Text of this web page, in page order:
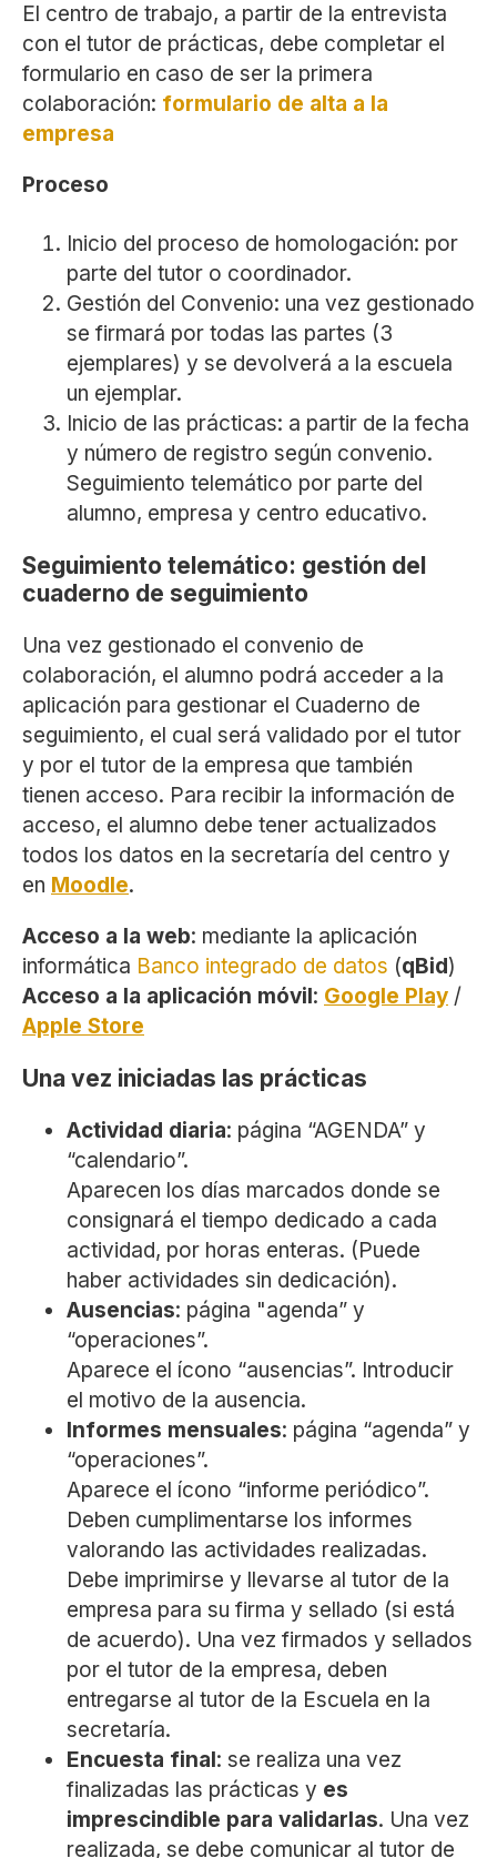
El centro de trabajo, a partir de la entrevista
con el tutor de prácticas, debe completar el
formulario en caso de ser la primera
colaboración: formulario de alta a la
empresa
Proceso
Inicio del proceso de homologación: por
parte del tutor o coordinador.
Gestión del Convenio: una vez gestionado
se firmará por todas las partes (3
ejemplares) y se devolverá a la escuela
un ejemplar.
Inicio de las prácticas: a partir de la fecha
y número de registro según convenio.
Seguimiento telemático por parte del
alumno, empresa y centro educativo.
Seguimiento telemático: gestión del
cuaderno de seguimiento
Una vez gestionado el convenio de
colaboración, el alumno podrá acceder a la
aplicación para gestionar el Cuaderno de
seguimiento, el cual será validado por el tutor
y por el tutor de la empresa que también
tienen acceso. Para recibir la información de
acceso, el alumno debe tener actualizados
todos los datos en la secretaría del centro y
en Moodle.
Acceso a la web: mediante la aplicación
informática Banco integrado de datos (qBid)
Acceso a la aplicación móvil: Google Play /
Apple Store
Una vez iniciadas las prácticas
Actividad diaria: página “AGENDA” y
“calendario”.
Aparecen los días marcados donde se
consignará el tiempo dedicado a cada
actividad, por horas enteras. (Puede
haber actividades sin dedicación).
Ausencias: página "agenda” y
“operaciones”.
Aparece el ícono “ausencias”. Introducir
el motivo de la ausencia.
Informes mensuales: página “agenda” y
“operaciones”.
Aparece el ícono “informe periódico”.
Deben cumplimentarse los informes
valorando las actividades realizadas.
Debe imprimirse y llevarse al tutor de la
empresa para su firma y sellado (si está
de acuerdo). Una vez firmados y sellados
por el tutor de la empresa, deben
entregarse al tutor de la Escuela en la
secretaría.
Encuesta final: se realiza una vez
finalizadas las prácticas y es
imprescindible para validarlas. Una vez
realizada, se debe comunicar al tutor de